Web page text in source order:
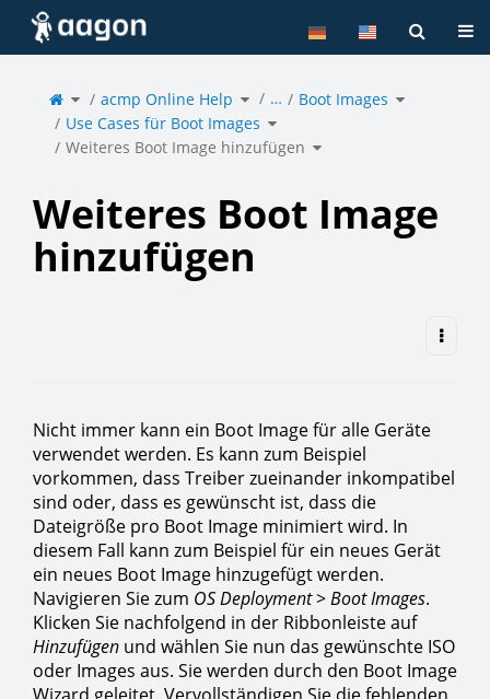
Home
Toggle
the
parent
tree
of
Weiteres
Boot
Image
hinzufügen.
acmp Online Help Toggle
the
hierarchy
tree
under
acmp
Online
Help.
… Boot Images Toggle
the
hierarchy
tree
Use Cases für Boot Images Toggle
the
hierarchy
tree
under
Use
Cases
für
Boot
Weiteres Boot Image hinzufügen Toggle
the
hierarchy
tree
Weiteres Boot Image
hinzufügen
Nicht immer kann ein Boot Image für alle Geräte
verwendet werden. Es kann zum Beispiel
vorkommen, dass Treiber zueinander inkompatibel
sind oder, dass es gewünscht ist, dass die
Dateigröße pro Boot Image minimiert wird. In
diesem Fall kann zum Beispiel für ein neues Gerät
ein neues Boot Image hinzugefügt werden.
Navigieren Sie zum OS Deployment>Boot Images.
Klicken Sie nachfolgend in der Ribbonleiste auf
Hinzufügen und wählen Sie nun das gewünschte ISO
oder Images aus. Sie werden durch den Boot Image